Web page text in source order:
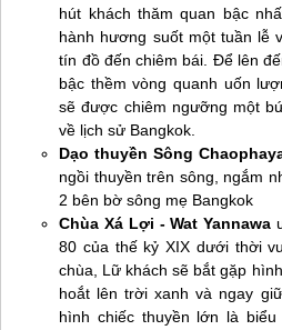
hút khách thăm quan bậc
hành hương suốt một tuần lễ
tín đồ đến chiêm bái. Để lên
bậc thềm vòng quanh uốn
sẽ được chiêm ngưỡng một
về lịch sử Bangkok.
Dạo thuyền Sông
ngồi thuyền trên sông, ngắm
2 bên bờ sông mẹ Bangkok
Chùa Xá Lợi - Wat Yannawa
80 của thế kỷ XIX dưới thời
chùa, Lữ khách sẽ bắt gặp
hoắt lên trời xanh và ngay
hình chiếc thuyền lớn là